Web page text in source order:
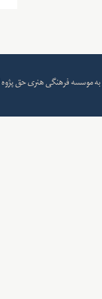
موسسه فرهنگی هنری حق پژوه